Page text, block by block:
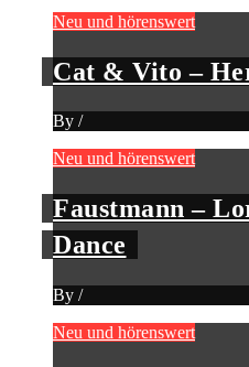
Neu und hörenswert
Cat & Vito –
By /
Neu und hörenswert
Faustmann –
Dance
By /
Neu und hörenswert